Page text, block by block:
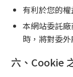
有利於您的權
本網站委託
時，將對委
六、Cookie